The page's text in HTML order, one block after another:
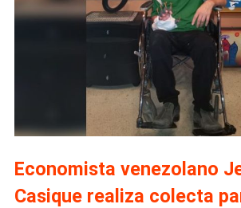
Economista venezolano
Casique realiza colecta